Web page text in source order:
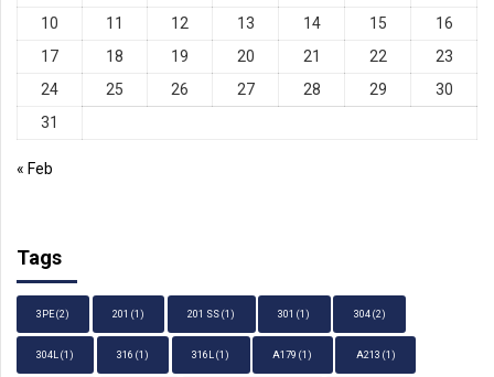
10
11 12 13 14 15
16
17
18 19 20 21 22
23
24
25 26 27 28 29
30
31
« Feb
Tags
3PE (2) 201 (1) 201 SS (1) 301 (1) 304(2)
304L (1) 316 (1) 316L (1) A179 (1) A213 (1)